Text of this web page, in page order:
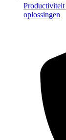
Productiviteit
oplossingen